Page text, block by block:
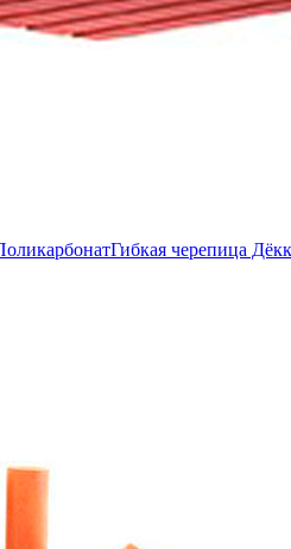
Гибкая черепица